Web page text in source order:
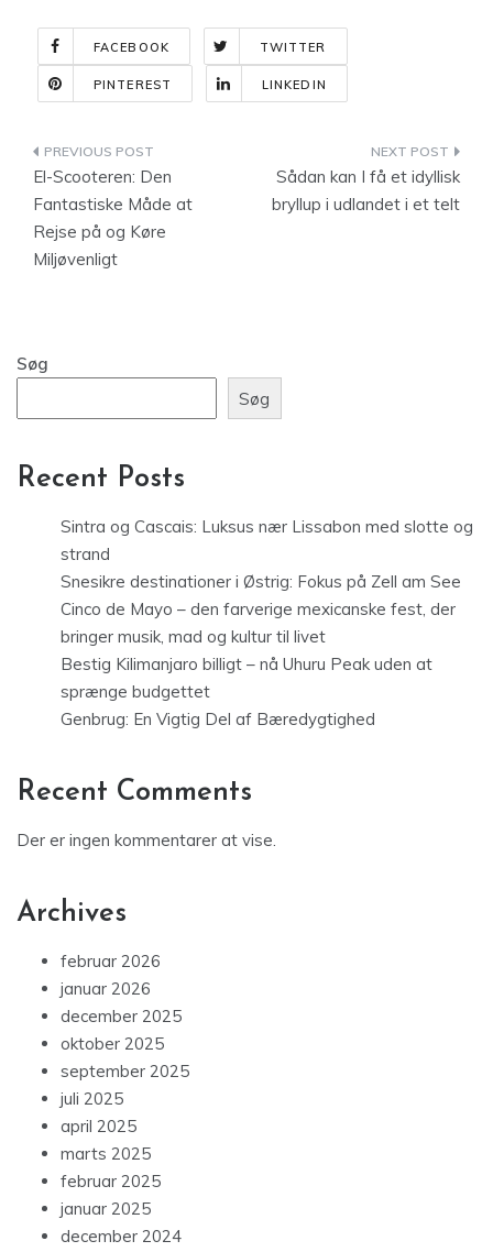
FACEBOOK TWITTER
PINTEREST LINKEDIN
Indlægsnavigation
El-Scooteren: Den
Fantastiske Måde at
Rejse på og Køre
Miljøvenligt
Sådan kan I få et idyllisk
bryllup i udlandet i et telt
Søg
Søg
Recent Posts
Sintra og Cascais: Luksus nær Lissabon med slotte og
strand
Snesikre destinationer i Østrig: Fokus på Zell am See
Cinco de Mayo – den farverige mexicanske fest, der
bringer musik, mad og kultur til livet
Bestig Kilimanjaro billigt – nå Uhuru Peak uden at
sprænge budgettet
Genbrug: En Vigtig Del af Bæredygtighed
Recent Comments
Der er ingen kommentarer at vise.
Archives
februar 2026
januar 2026
december 2025
oktober 2025
september 2025
juli 2025
april 2025
marts 2025
februar 2025
januar 2025
december 2024